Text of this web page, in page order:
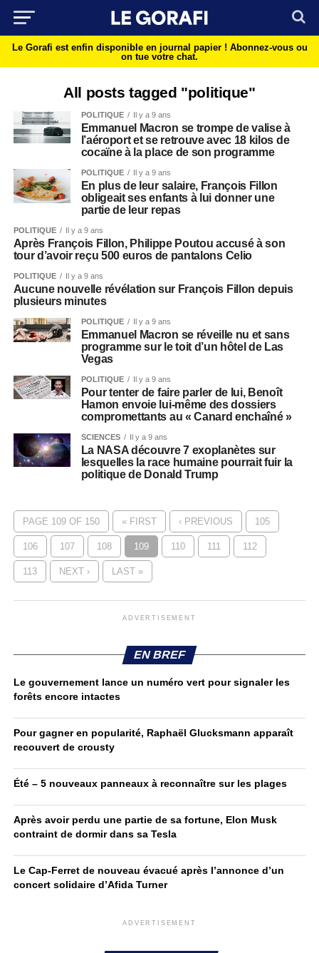
Le Gorafi est enfin disponible en journal papier ! Abonnez-vous ou
on tue votre chat.
All posts tagged "politique"
POLITIQUE Il y a 9 ans
Emmanuel Macron se trompe de valise à
l’aéroport et se retrouve avec 18 kilos de
cocaïne à la place de son programme
POLITIQUE Il y a 9 ans
En plus de leur salaire, François Fillon
obligeait ses enfants à lui donner une
partie de leur repas
POLITIQUE Il y a 9 ans
Après François Fillon, Philippe Poutou accusé à son
tour d’avoir reçu 500 euros de pantalons Celio
POLITIQUE Il y a 9 ans
Aucune nouvelle révélation sur François Fillon depuis
plusieurs minutes
POLITIQUE Il y a 9 ans
Emmanuel Macron se réveille nu et sans
programme sur le toit d’un hôtel de Las
Vegas
POLITIQUE Il y a 9 ans
Pour tenter de faire parler de lui, Benoît
Hamon envoie lui-même des dossiers
compromettants au « Canard enchaîné »
SCIENCES Il y a 9 ans
La NASA découvre 7 exoplanètes sur
lesquelles la race humaine pourrait fuir la
politique de Donald Trump
PAGE 109 OF 150 « FIRST ‹ PREVIOUS 105
106 107 108 109 110 111 112
113 NEXT › LAST »
ADVERTISEMENT
EN BREF
Le gouvernement lance un numéro vert pour signaler les
forêts encore intactes
Pour gagner en popularité, Raphaël Glucksmann apparaît
recouvert de crousty
Été – 5 nouveaux panneaux à reconnaître sur les plages
Après avoir perdu une partie de sa fortune, Elon Musk
contraint de dormir dans sa Tesla
Le Cap-Ferret de nouveau évacué après l’annonce d’un
concert solidaire d’Afida Turner
ADVERTISEMENT